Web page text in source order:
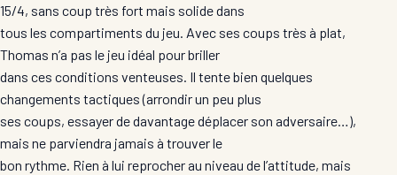
15/4, sans coup très fort mais solide dans
tous les compartiments du jeu. Avec ses coups très à plat,
Thomas n’a pas le jeu idéal pour briller
dans ces conditions venteuses. Il tente bien quelques
changements tactiques (arrondir un peu plus
ses coups, essayer de davantage déplacer son adversaire…),
mais ne parviendra jamais à trouver le
bon rythme. Rien à lui reprocher au niveau de l’attitude, mais